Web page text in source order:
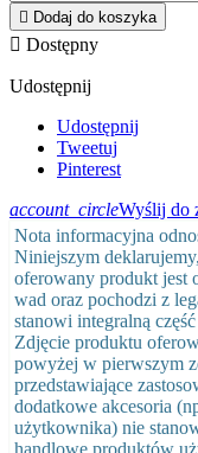
 Dodaj do koszyka
 Dostępny
Udostępnij
Udostępnij
Tweetuj
Pinterest
account_circleWyślij do
Nota informacyjna
Niniejszym
oferowany produkt jest
wad oraz pochodzi z
stanowi integralną
Zdjęcie produktu
powyżej w pierwszym
przedstawiające
dodatkowe akcesoria
użytkownika) nie